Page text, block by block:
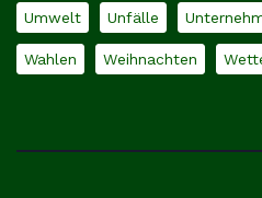
Umwelt Unfälle
Wahlen Weihnachten